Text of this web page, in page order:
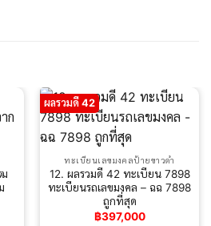
ผลรวมดี 42
ทะเบียนเลขมงคลป้ายขาวดำ
12. ผลรวมดี 42 ทะเบียน 7898
ทะเบียนรถเลขมงคล – ฉฉ 7898
ถูกที่สุด
฿397,000